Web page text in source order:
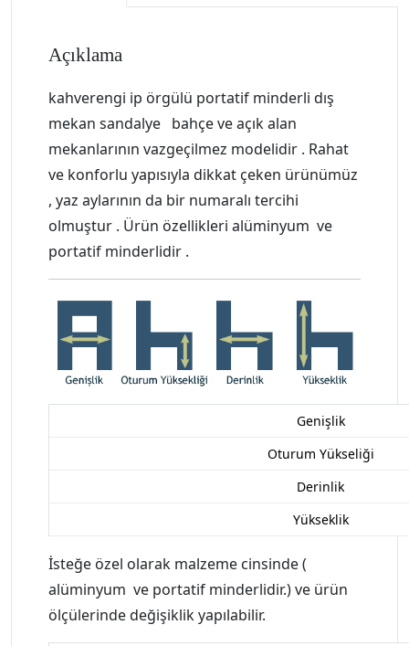
Açıklama
kahverengi ip örgülü portatif minderli dış
mekan sandalye bahçe ve açık alan
mekanlarının vazgeçilmez modelidir . Rahat
ve konforlu yapısıyla dikkat çeken ürünümüz
, yaz aylarının da bir numaralı tercihi
olmuştur . Ürün özellikleri alüminyum ve
portatif minderlidir .
Genişlik
Oturum Yükseliği
Derinlik
Yükseklik
İsteğe özel olarak malzeme cinsinde (
alüminyum ve portatif minderlidir.) ve ürün
ölçülerinde değişiklik yapılabilir.